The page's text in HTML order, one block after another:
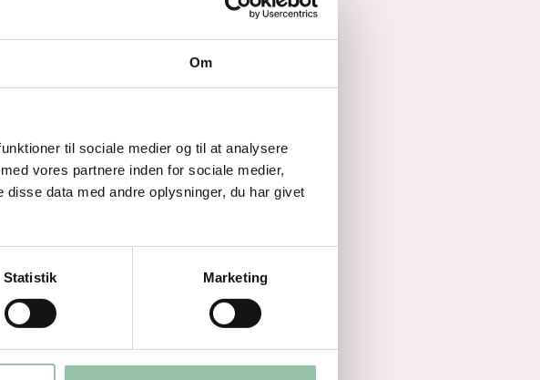
Om
til sociale medier og til at analysere
vores partnere inden for sociale medier,
data med andre oplysninger, du har givet
Statistik Marketing